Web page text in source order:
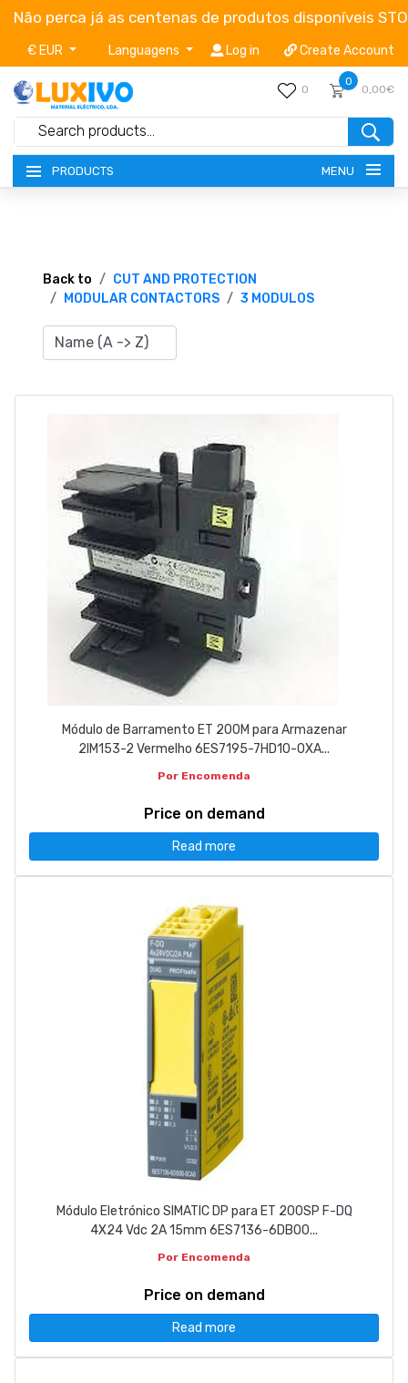
Não perca já as centenas de produtos disponíveis
€ EUR Languagens Log in Create Account
0
0
0,00€
PRODUCTS MENU
TERMS OF SERVICE
263 710 898 geral@luxivo.pt
Back to
CUT AND PROTECTION
MODULAR CONTACTORS
3 MODULOS
Módulo de Barramento ET 200M para Armazenar
2IM153-2 Vermelho 6ES7195-7HD10-0XA...
Por Encomenda
Price on demand
Read more
Módulo Eletrónico SIMATIC DP para ET 200SP F-DQ
4X24 Vdc 2A 15mm 6ES7136-6DB00...
Por Encomenda
Price on demand
Read more